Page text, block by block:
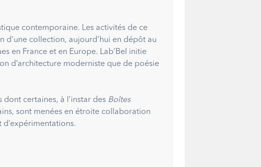
contemporaine. Les activités de ce
d’une collection, aujourd’hui en dépôt au
en France et en Europe. Lab’Bel initie
d’architecture moderniste que de poésie
dont certaines, à l’instar des Boîtes
sont menées en étroite collaboration